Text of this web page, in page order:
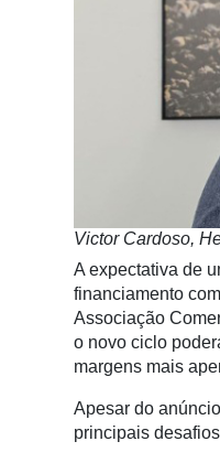
Mercado
Agricultura
Victor Cardoso,
A expectativa de
financiamento
Associação
o novo ciclo
margens mais
Apesar do
principais